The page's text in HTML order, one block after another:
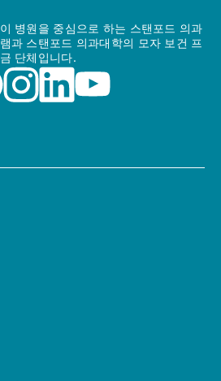
병원을 중심으로 하는 스탠포드 의과
과 스탠포드 의과대학의 모자 보건 프
단체입니다.